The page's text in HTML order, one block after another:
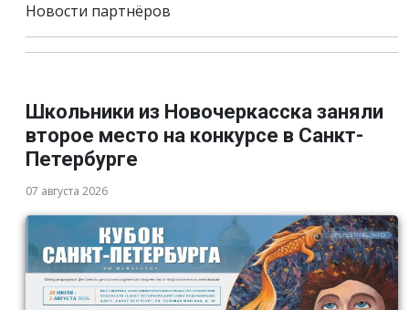
Новости партнёров
Школьники из Новочеркасска заняли
второе место на конкурсе в Санкт-
Петербурге
07 августа 2026